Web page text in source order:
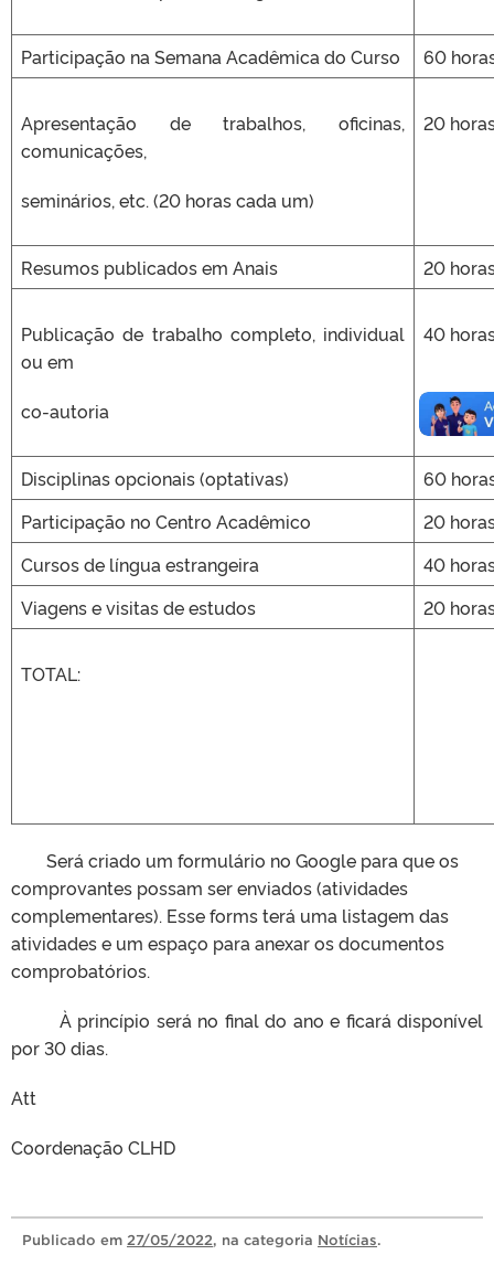
Participação na Semana Acadêmica do Curso 60
Apresentação de trabalhos, oficinas,
comunicações,
seminários, etc. (20 horas cada um)
20
Resumos publicados em Anais 20
Publicação de trabalho completo, individual
ou em
co-autoria
40
Disciplinas opcionais (optativas)
60
Participação no Centro Acadêmico
20
Cursos de língua estrangeira
40
Viagens e visitas de estudos
20
TOTAL:
Será criado um formulário no Google para que os
comprovantes possam ser enviados (atividades
complementares). Esse forms terá uma listagem das
atividades e um espaço para anexar os documentos
comprobatórios.
À princípio será no final do ano e ficará disponível
por 30 dias.
Att
Coordenação CLHD
Publicado em 27/05/2022, na categoria Notícias.